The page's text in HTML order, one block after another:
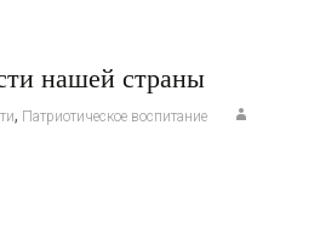
нашей страны
, Патриотическое воспитание